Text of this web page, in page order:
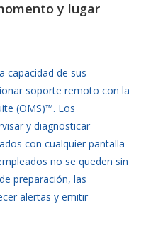
y lugar
capacidad de sus
soporte remoto con la
(OMS)™. Los
y diagnosticar
con cualquier pantalla
no se queden sin
preparación, las
alertas y emitir